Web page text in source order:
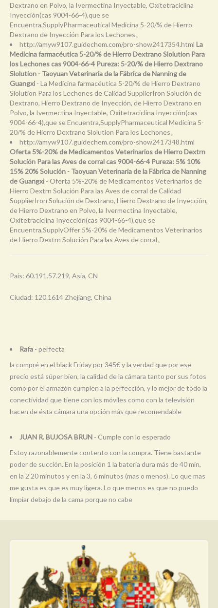
Dextrano en Polvo, la Ivermectina Inyectable, Oxitetraciclina
Inyección(cas 9004-66-4),que se
Encuentra,SupplyPharmaceutical Medicina 5-20/% de Hierro
Dextrano de Inyección Para los Lechones。
http://amyw9107.guidechem.com/pro-show2417354.html La
Medicina farmacéutica 5-20/% de Hierro Dextrano Slolution Para
los Lechones cas 9004-66-4 Pureza: 5-20/% de Hierro Dextrano
Slolution - Taoyuan Veterinaria de la Fábrica de Nanning de
Guangxi - La Medicina farmacéutica 5-20/% de Hierro Dextrano
Slolution Para los Lechones de Calidad SupplierIron Solución de
Dextrano, Hierro Dextrano de Inyección, de Hierro Dextrano en
Polvo, la Ivermectina Inyectable, Oxitetraciclina Inyección(cas
9004-66-4),que se Encuentra,SupplyPharmaceutical Medicina 5-
20/% de Hierro Dextrano Slolution Para los Lechones。
http://amyw9107.guidechem.com/pro-show2417348.html
Oferta 5%-20% de Medicamentos Veterinarios de Hierro Dextrn
Solución Para las Aves de corral cas 9004-66-4 Pureza: 5% 10%
15% 20% Solución - Taoyuan Veterinaria de la Fábrica de Nanning
de Guangxi - Oferta 5%-20% de Medicamentos Veterinarios de
Hierro Dextrn Solución Para las Aves de corral de Calidad
SupplierIron Solución de Dextrano, Hierro Dextrano de Inyección,
de Hierro Dextrano en Polvo, la Ivermectina Inyectable,
Oxitetraciclina Inyección(cas 9004-66-4),que se
Encuentra,SupplyOffer 5%-20% de Medicamentos Veterinarios
de Hierro Dextrn Solución Para las Aves de corral。
País: 60.191.57.219, Asia, CN
Ciudad: 120.1614 Zhejiang, China
Rafa - perfecta
la compré en el black Friday por 345€ y la verdad que por ese
precio está súper bien, la calidad de la cámara tanto por sus fotos
como por el armazón cumplen a la perfección, y lo mejor de todo la
conectividad que tiene con los móviles como con la televisión
hacen de ésta cámara una opción más que recomendable
JUAN R. BUJOSA BRUN - Cumple con lo esperado
Estoy razonablemente contento con la compra. Tiene bastante
poder de succión. En la posición 1 la batería dura más de 40 min,
en la 2 20 minutos y en la 3, 6 minutos (mas o menos). Lo que mas
me gusta es que es muy ligera. Lo que menos es que no puedo
limpiar debajo de la cama porque no cabe